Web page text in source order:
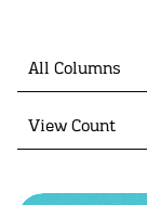
All Columns
View Count